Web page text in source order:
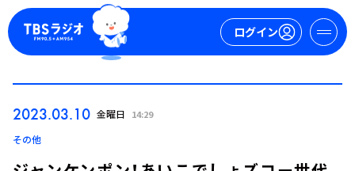
ログイン
2023.03.10 金曜日 14:29
その他